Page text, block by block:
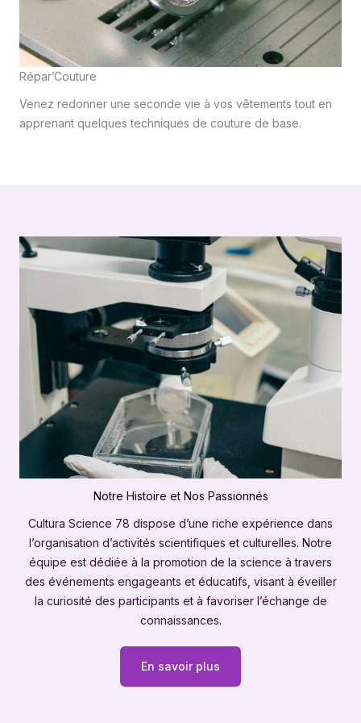
Répar’Couture
Venez redonner une seconde vie à vos vêtements tout en
apprenant quelques techniques de couture de base.
Notre Histoire et Nos Passionnés
Cultura Science 78 dispose d’une riche expérience dans
l’organisation d’activités scientifiques et culturelles. Notre
équipe est dédiée à la promotion de la science à travers
des événements engageants et éducatifs, visant à éveiller
la curiosité des participants et à favoriser l’échange de
connaissances.
En savoir plus